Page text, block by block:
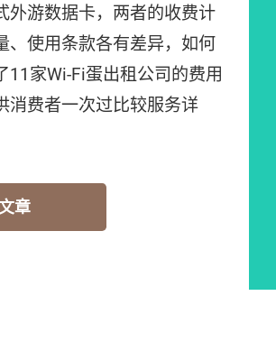
外游数据卡，两者的收费计
、使用条款各有差异，如何
11家Wi-Fi蛋出租公司的费用
消费者一次过比较服务详
章